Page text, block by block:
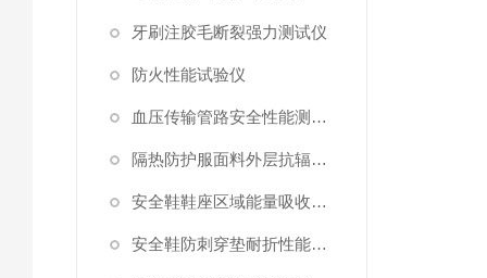
牙刷注胶毛断裂强力测试仪
防火性能试验仪
血压传输管路安全性能测试仪
隔热防护服面料外层抗辐射渗透性能测试仪
安全鞋鞋座区域能量吸收测试仪
安全鞋防刺穿垫耐折性能测试仪